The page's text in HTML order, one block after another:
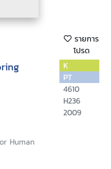
รายการ
โปรด
Human
K
PT
4610
H236
2009